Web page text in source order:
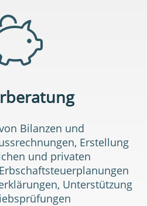
Bilanzen und
Erstellung
und privaten
Unterstützung